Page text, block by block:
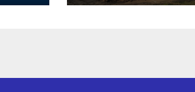
почти 50 тысяч